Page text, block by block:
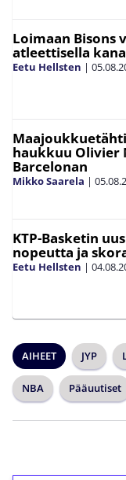
Loimaan Bisons
atleettisella
Eetu Hellsten |
haukkuu Olivier
Barcelonan
Mikko Saarela |
KTP-Basketin
nopeutta ja
Eetu Hellsten |
AIHEET JYP
NBA Pääuutiset